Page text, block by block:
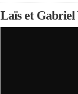
Laïs et Gabriel